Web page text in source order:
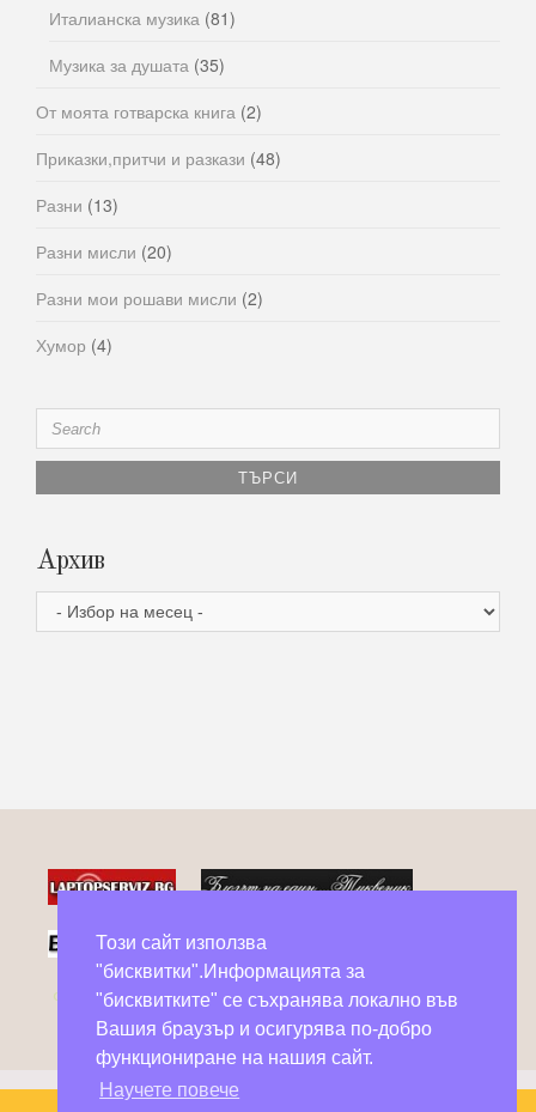
Италианска музика (81)
Музика за душата (35)
От моята готварска книга (2)
Приказки,притчи и разкази (48)
Разни (13)
Разни мисли (20)
Разни мои рошави мисли (2)
Хумор (4)
Search
for:
Архив
Архив
Фейсбук групи в помощ на бездомни животни
Този сайт използва
"бисквитки".Информацията за
"бисквитките" се съхранява локално във
Вашия браузър и осигурява по-добро
функциониране на нашия сайт.
Научете повече